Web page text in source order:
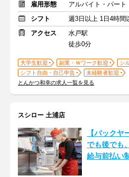
雇用形態
アルバイト・パート
シフト
週3日以上 1日4時間
アクセス
水戸駅
徒歩0分
大学生歓迎 副業・Ｗワーク歓迎
シ
シフト自由・自己申告
未経験者歓迎
とんかつ和幸の求人一覧を見る
スシロー 土浦店
【バックヤ
でも後でも
給与前払い